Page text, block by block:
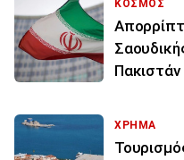
ΚΟΣΜΟΣ
Πακιστάν
ΧΡΗΜΑ